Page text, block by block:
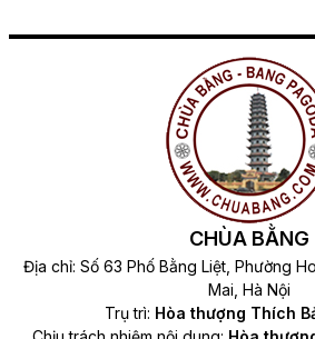
CHÙA BẰNG
Địa chỉ: Số 63 Phố Bằng Liệt, Phường
Mai, Hà Nội
Trụ trì: Hòa thượng Thích